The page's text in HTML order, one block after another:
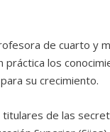
de cuarto y
práctica los
su crecimiento.
de las